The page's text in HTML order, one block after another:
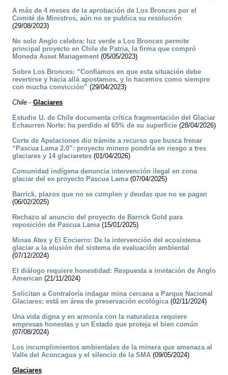
A más de 4 meses de la aprobación de Los Bronces por el
Comité de Ministros, aún no se publica su resolución
(29/08/2023)
No solo Anglo celebra: luz verde a Los Bronces permite
principal proyecto en Chile de Patria, la firma que compró
Moneda Asset Management (05/05/2023)
Sobre Los Bronces: “Confiamos en que esta situación debe
revertirse y hacia allá apostamos, y lo hacemos como siempre
con mucha convicción” (29/04/2023)
Chile - Glaciares
Estudio U. de Chile documenta crítica fragmentación del Glaciar
Echaurren Norte: ha perdido el 65% de su superficie (28/04/2026)
Corte de Apelaciones dio trámite a recurso que busca frenar
“Pascua Lama 2.0”: proyecto minero pondría en riesgo a tres
glaciares y 14 glaciaretes (01/04/2026)
Comunidad indígena denuncia intervención ilegal en zona
glaciar del ex proyecto Pascua Lama(07/04/2025)
Barrick, plazos que no se cumplen y deudas que no se pagan
(06/02/2025)
Rechazo al anuncio del proyecto de Barrick Gold para
reposición de Pascua Lama(15/01/2025)
Minas Atex y El Encierro: De la intervención del ecosistema
glaciar a la elusión del sistema de evaluación ambiental
(07/12/2024)
El diálogo requiere honestidad: Respuesta a invitación de Anglo
American (21/11/2024)
Solicitan a Contraloría indagar mina cercana a Parque Nacional
Glaciares: está en área de preservación ecológica(02/11/2024)
Una vida digna y en armonía con la naturaleza requiere
empresas honestas y un Estado que proteja el bien común
(07/08/2024)
Los incumplimientos ambientales de la minera que amenaza al
Valle del Aconcagua y el silencio de la SMA (09/05/2024)
Glaciares